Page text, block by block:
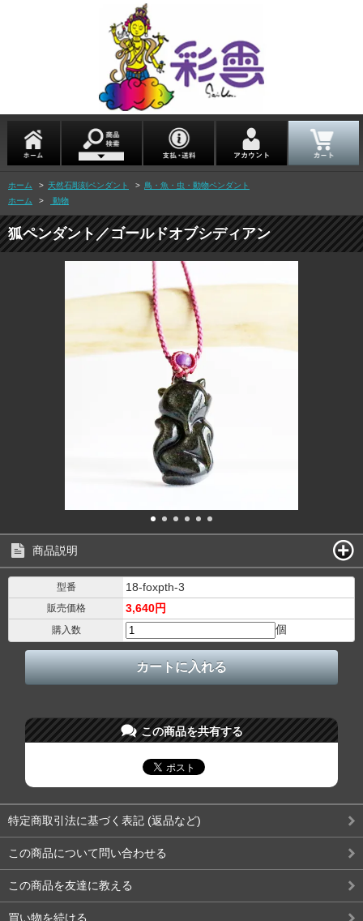
ホーム > 天然石彫刻ペンダント > 鳥・魚・虫・動物ペンダント
ホーム
> 動物
狐ペンダント／ゴールドオブシディアン
商品説明
型番 18-foxpth-3
販売価格 3,640円
購入数 個
この商品を共有する
特定商取引法に基づく表記 (返品など)
この商品について問い合わせる
この商品を友達に教える
買い物を続ける